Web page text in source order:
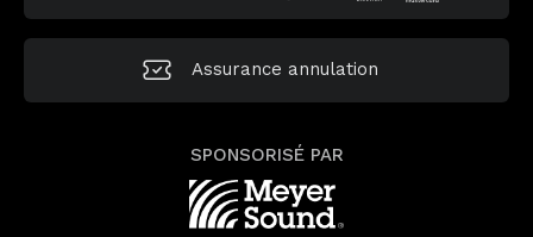
Assurance annulation
SPONSORISÉ PAR